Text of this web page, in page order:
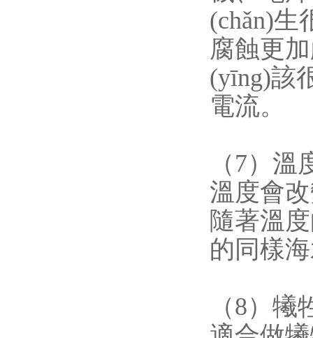
(chǎn)生
腐蝕更加
(yīng)該
電流。
（7）溫
溫度會
隨著溫度
的同樣海
（8）